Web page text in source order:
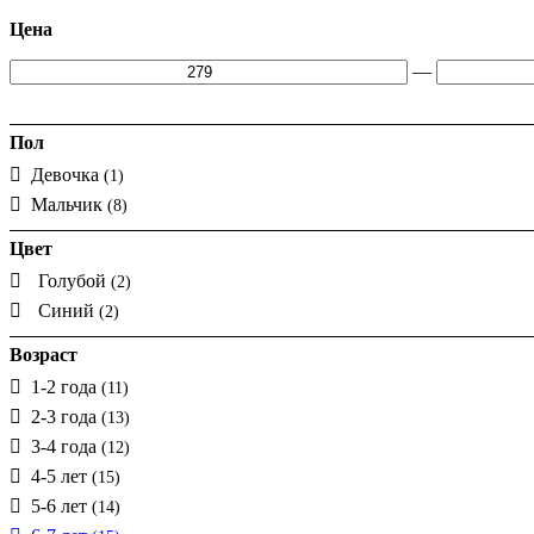
Цена
—
Пол
Девочка (1)
Мальчик (8)
Цвет
Голубой (2)
Синий (2)
Возраст
1-2 года (11)
2-3 года (13)
3-4 года (12)
4-5 лет (15)
5-6 лет (14)